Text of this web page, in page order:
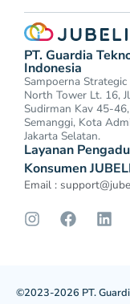
PT. Guardia
Indonesia
Sampoerna Strategic
North Tower Lt. 16,
Sudirman Kav 45-
Semanggi, Kota
Jakarta Selatan.
Layanan
Konsumen
Email :
©2023-2026 PT.